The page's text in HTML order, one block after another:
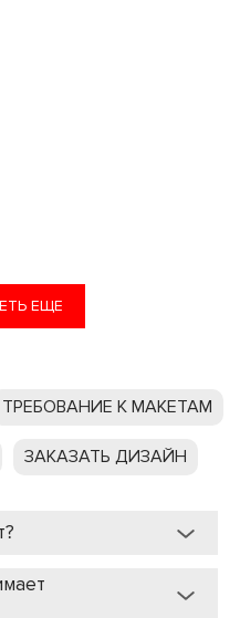
ЕЩЕ
ТРЕБОВАНИЕ К МАКЕТАМ
ЗАКАЗАТЬ ДИЗАЙН